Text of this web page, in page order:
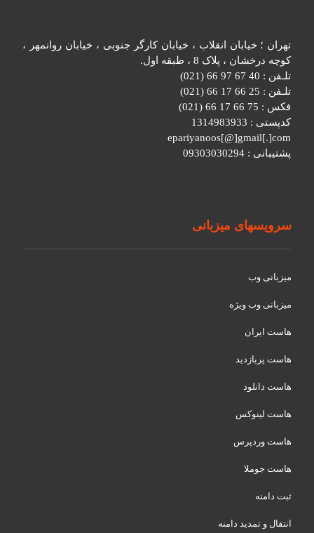
تهران ؛ خیابان انقلاب ، خیابان کارگر جنوبی ، خیابان روانمهر ،
کوچه درخشان ، پلاک 8 ، طبقه اول.
تلـفن : 40 67 97 66 (021)
تلـفن : 25 66 17 66 (021)
فکس : 75 66 17 66 (021)
کدپستی : 1314983933
epariyanoos[@]gmail[.]com
پشتیبانی : 09303030294
سرویسهای میزبانی
میزبانی وب
میزبانی وب ویژه
هاست ایران
هاست پربازدید
هاست دانلود
هاست لینوکس
هاست وردپرس
هاست جوملا
ثبت دامنه
انتقال و تمدید دامنه